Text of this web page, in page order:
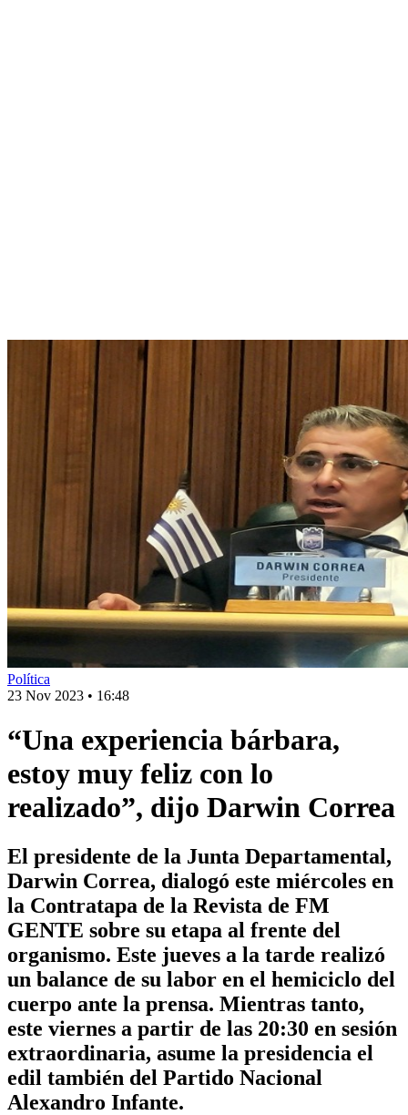
Política
23 Nov 2023 • 16:48
“Una experiencia bárbara,
estoy muy feliz con lo
realizado”, dijo Darwin Correa
El presidente de la Junta Departamental,
Darwin Correa, dialogó este miércoles en
la Contratapa de la Revista de FM
GENTE sobre su etapa al frente del
organismo. Este jueves a la tarde realizó
un balance de su labor en el hemiciclo del
cuerpo ante la prensa. Mientras tanto,
este viernes a partir de las 20:30 en sesión
extraordinaria, asume la presidencia el
edil también del Partido Nacional
Alexandro Infante.